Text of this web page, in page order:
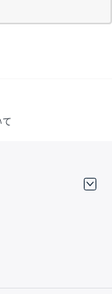
て